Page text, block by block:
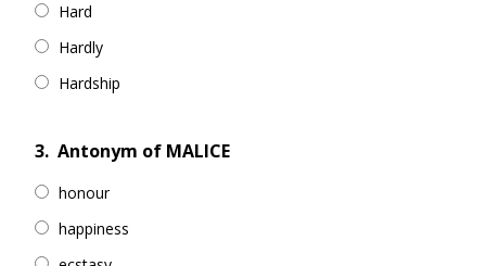
Hard
Hardly
Hardship
3. Antonym of MALICE
honour
happiness